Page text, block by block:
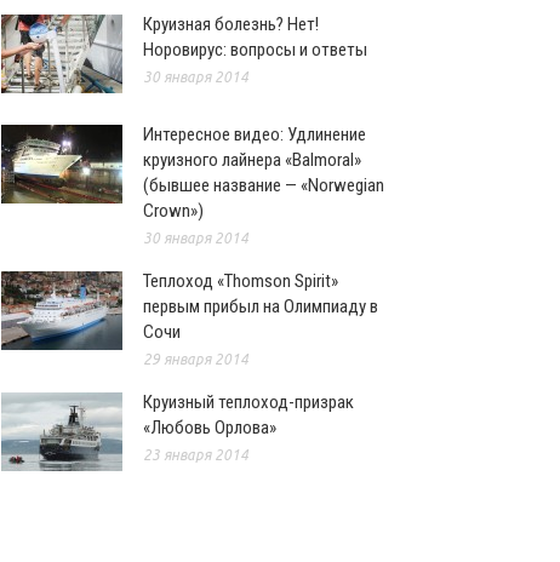
Круизная болезнь? Нет!
Норовирус: вопросы и ответы
30 января 2014
Интересное видео: Удлинение
круизного лайнера «Balmoral»
(бывшее название — «Norwegian
Crown»)
30 января 2014
Теплоход «Thomson Spirit»
первым прибыл на Олимпиаду в
Сочи
29 января 2014
Круизный теплоход-призрак
«Любовь Орлова»
23 января 2014